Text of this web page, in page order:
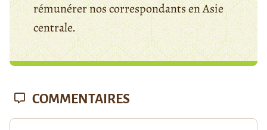
rémunérer nos correspondants en Asie
centrale.
COMMENTAIRES